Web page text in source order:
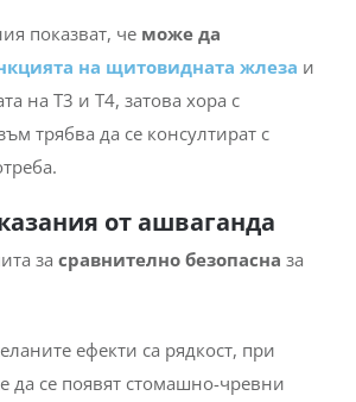
на щитовидната жлеза
на Т3 и Т4, затова хора с
трябва да се консултират с
засравнително безопасна
да се появят стомашно-чревни
гадене, повръщане и